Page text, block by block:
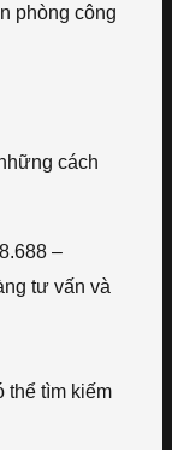
phòng công
cách
–
tư vấn và
thể tìm kiếm